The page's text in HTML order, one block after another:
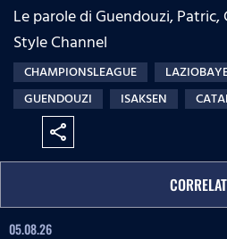
Le parole di Guendouzi, Patric,
Style Channel
CHAMPIONSLEAGUE
GUENDOUZI
ISAKSEN
share
05.08.26